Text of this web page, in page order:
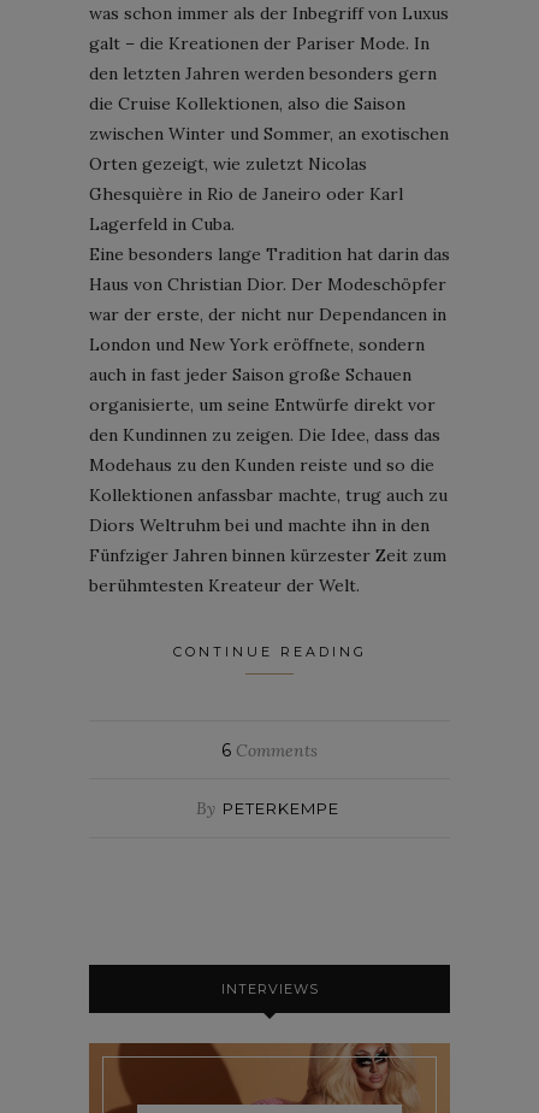
was schon immer als der Inbegriff von Luxus
galt – die Kreationen der Pariser Mode. In
den letzten Jahren werden besonders gern
die Cruise Kollektionen, also die Saison
zwischen Winter und Sommer, an exotischen
Orten gezeigt, wie zuletzt Nicolas
Ghesquière in Rio de Janeiro oder Karl
Lagerfeld in Cuba.
Eine besonders lange Tradition hat darin das
Haus von Christian Dior. Der Modeschöpfer
war der erste, der nicht nur Dependancen in
London und New York eröffnete, sondern
auch in fast jeder Saison große Schauen
organisierte, um seine Entwürfe direkt vor
den Kundinnen zu zeigen. Die Idee, dass das
Modehaus zu den Kunden reiste und so die
Kollektionen anfassbar machte, trug auch zu
Diors Weltruhm bei und machte ihn in den
Fünfziger Jahren binnen kürzester Zeit zum
berühmtesten Kreateur der Welt.
CONTINUE READING
6 Comments
By PETERKEMPE
INTERVIEWS